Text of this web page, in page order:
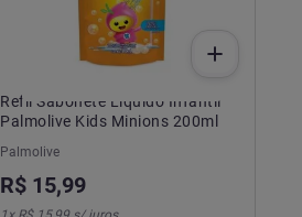
Refil Sabonete Líquido Infantil
Palmolive Kids Minions 200ml
Palmolive
R$ 15,99